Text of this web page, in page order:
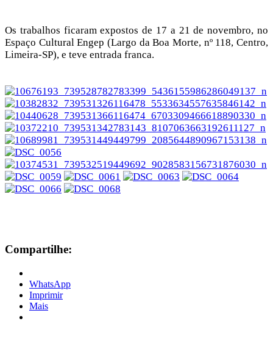
Os trabalhos ficaram expostos de 17 a 21 de novembro, no
Espaço Cultural Engep (Largo da Boa Morte, nº 118, Centro,
Limeira-SP), e teve entrada franca.
Compartilhe:
WhatsApp
Imprimir
Mais